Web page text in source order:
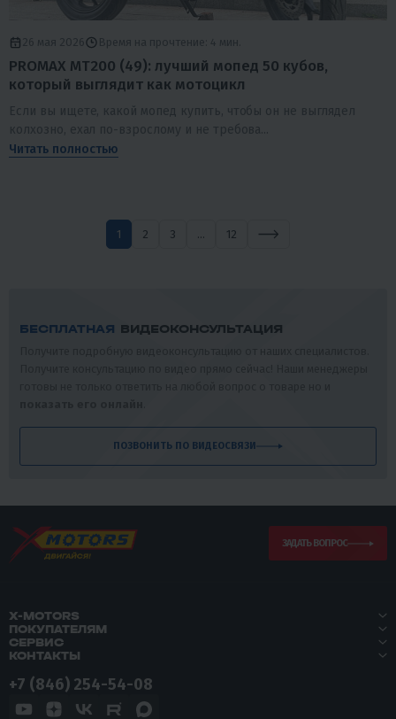
26 мая 2026 Время на прочтение: 4 мин.
PROMAX MT200 (49): лучший мопед 50 кубов,
который выглядит как мотоцикл
Если вы ищете, какой мопед купить, чтобы он не выглядел
колхозно, ехал по-взрослому и не требова...
Читать полностью
1 2 3 ... 12
БЕСПЛАТНАЯ ВИДЕОКОНСУЛЬТАЦИЯ
ПОЗВОНИТЬ ПО ВИДЕОСВЯЗИ
ЗАДАТЬ ВОПРОС
X-MOTORS
ПОКУПАТЕЛЯМ
СЕРВИС
КОНТАКТЫ
+7 (846) 254-54-08